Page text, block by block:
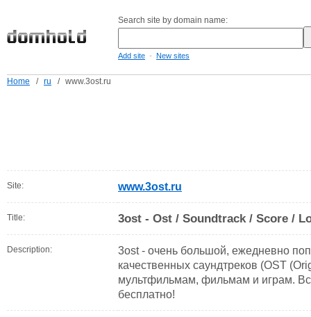
Search site by domain name:
Add site - New sites
Home / ru / www.3ost.ru
Site: www.3ost.ru
Title: 3ost - Ost / Soundtrack / Score /
Description:
3ost - очень большой, ежедневно
качественных саундтреков (OST
мультфильмам, фильмам и играм.
бесплатно!